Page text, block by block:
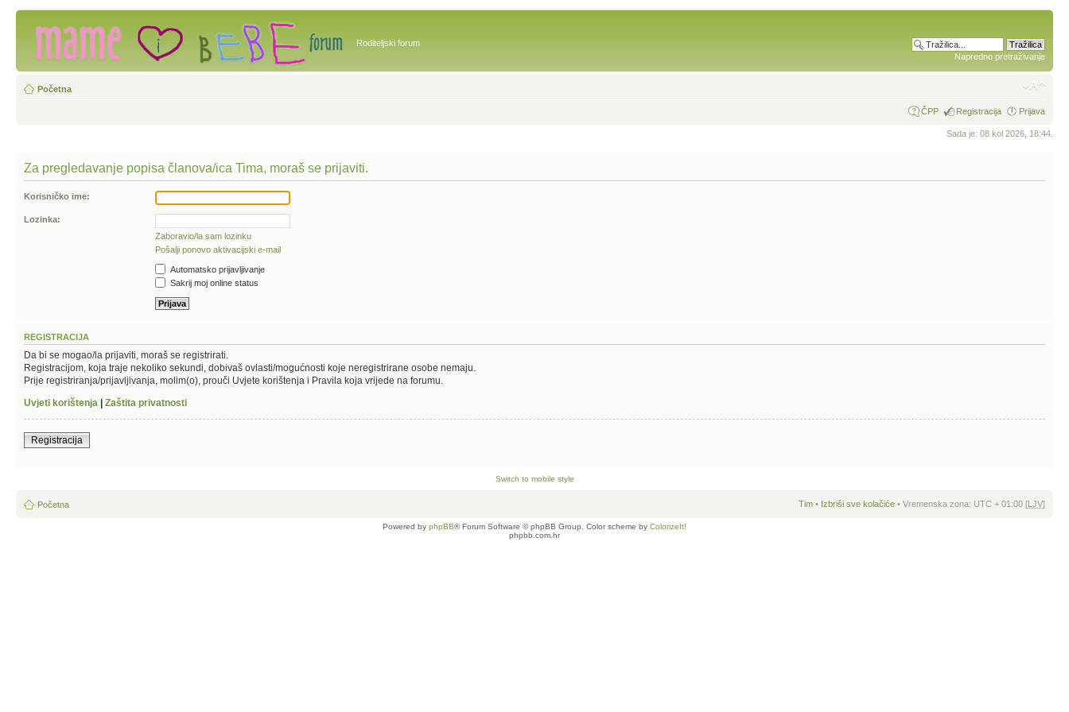
Roditeljski forum
Napredno pretraživanje
Početna
ČPP Registracija Prijava
Sada je: 08 kol 2026, 18:44.
Za pregledavanje popisa članova/ica Tima, moraš se prijaviti.
Korisničko ime:
Lozinka:
Zaboravio/la sam lozinku
Pošalji ponovo aktivacijski e-mail
Automatsko prijavljivanje
Sakrij moj online status
REGISTRACIJA
Da bi se mogao/la prijaviti, moraš se registrirati.
Registracijom, koja traje nekoliko sekundi, dobivaš ovlasti/mogućnosti koje neregistrirane osobe nemaju.
Prije registriranja/prijavljivanja, molim(o), prouči Uvjete korištenja i Pravila koja vrijede na forumu.
Uvjeti korištenja
Zaštita privatnosti
Registracija
Switch to mobile style
Početna Tim • Izbriši sve kolačiće • Vremenska zona: UTC + 01:00 [LJV]
Powered by phpBB® Forum Software © phpBB Group. Color scheme by ColorizeIt!
phpbb.com.hr